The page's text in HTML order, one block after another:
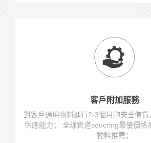
客戶附加服務
對客戶通用物料進行2-3個月的安全備
供應能力； 全球管道soucring最優價格
物料推薦；